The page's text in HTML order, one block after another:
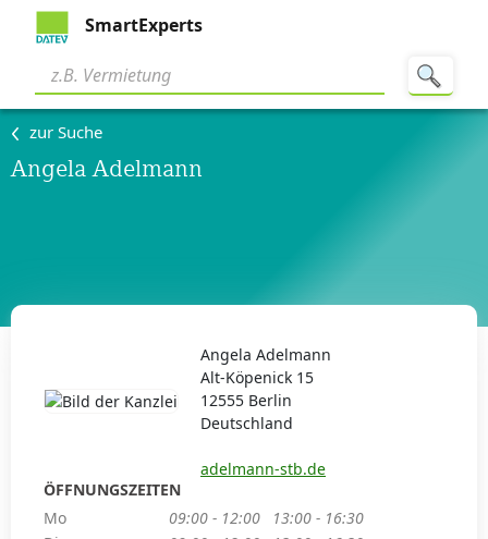
SmartExperts
zur Suche
Angela Adelmann
Angela Adelmann
Alt-Köpenick 15
12555 Berlin
Deutschland
adelmann-stb.de
ÖFFNUNGSZEITEN
Mo
09:00 - 12:00
13:00 - 16:30